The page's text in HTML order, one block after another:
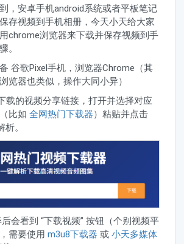
，安卓手机android系统或者平板笔记
存视频到手机相册，今天小天给大家
chrome浏览器来下载并保存视频到手
。
谷歌Pixel手机，浏览器Chrome（其
览器也类似，操作大同小异）
载的视频分享链接，打开并选择对应
比如 全网热门下载器）粘贴并点击
。
会看到 “下载视频” 按钮（个别视频平
需要使用 m3u8下载器 或 小天多媒体